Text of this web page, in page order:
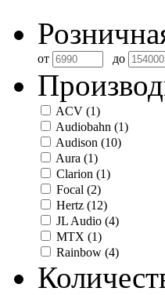
от до
ACV (1)
Audiobahn (1)
Audison (10)
Aura (1)
Clarion (1)
Focal (2)
Hertz (12)
JL Audio (4)
MTX (1)
Rainbow (4)